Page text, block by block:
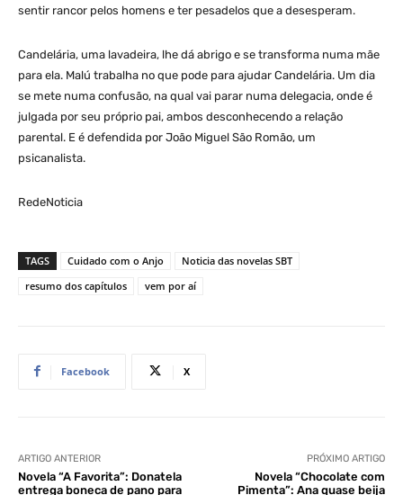
sentir rancor pelos homens e ter pesadelos que a desesperam.
Candelária, uma lavadeira, lhe dá abrigo e se transforma numa mãe
para ela. Malú trabalha no que pode para ajudar Candelária. Um dia
se mete numa confusão, na qual vai parar numa delegacia, onde é
julgada por seu próprio pai, ambos desconhecendo a relação
parental. E é defendida por João Miguel São Romão, um
psicanalista.
RedeNoticia
TAGS Cuidado com o Anjo
Noticia das novelas SBT
resumo dos capítulos
vem por aí
Facebook X
ARTIGO ANTERIOR
Novela “A Favorita”: Donatela
entrega boneca de pano para
PRÓXIMO ARTIGO
Novela “Chocolate com
Pimenta”: Ana quase beija